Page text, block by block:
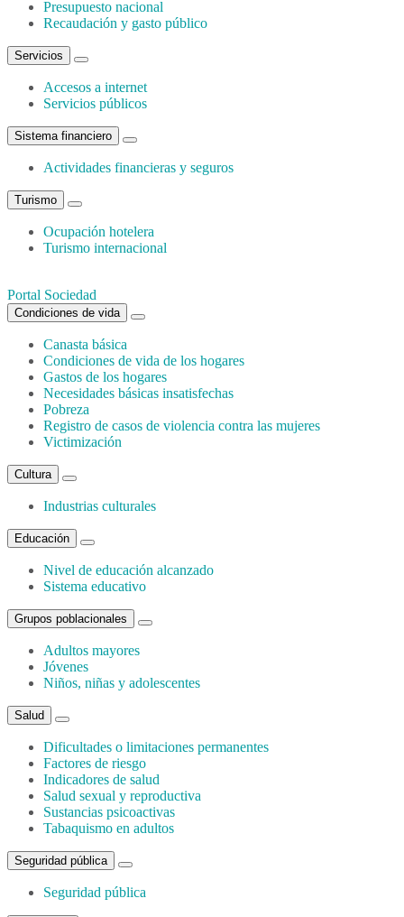
Presupuesto nacional
Recaudación y gasto público
Servicios
Accesos a internet
Servicios públicos
Sistema financiero
Actividades financieras y seguros
Turismo
Ocupación hotelera
Turismo internacional
Portal Sociedad
Condiciones de vida
Canasta básica
Condiciones de vida de los hogares
Gastos de los hogares
Necesidades básicas insatisfechas
Pobreza
Registro de casos de violencia contra las mujeres
Victimización
Cultura
Industrias culturales
Educación
Nivel de educación alcanzado
Sistema educativo
Grupos poblacionales
Adultos mayores
Jóvenes
Niños, niñas y adolescentes
Salud
Dificultades o limitaciones permanentes
Factores de riesgo
Indicadores de salud
Salud sexual y reproductiva
Sustancias psicoactivas
Tabaquismo en adultos
Seguridad pública
Seguridad pública